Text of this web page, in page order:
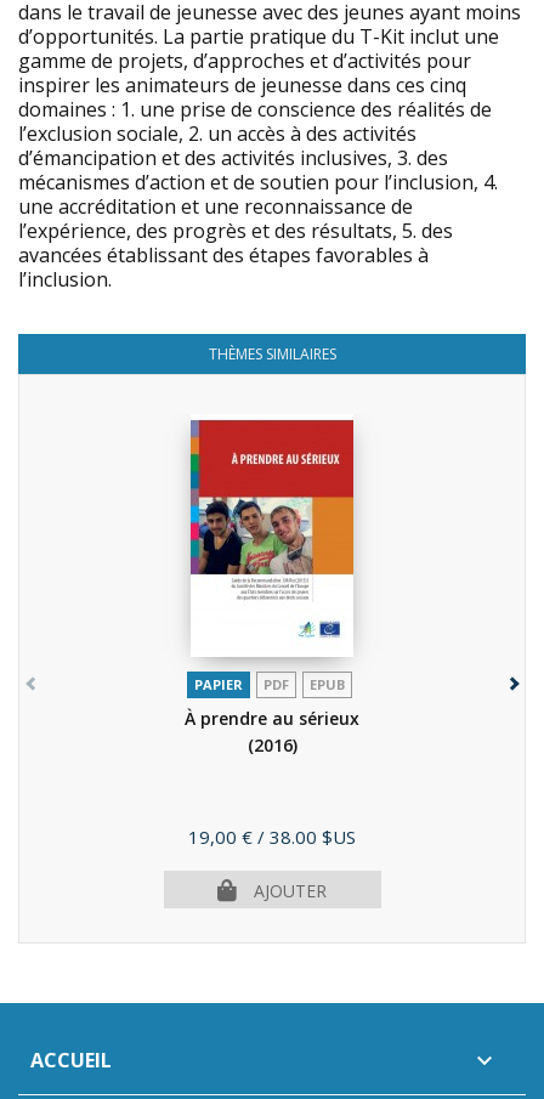
dans le travail de jeunesse avec des jeunes ayant moins
d’opportunités. La partie pratique du T-Kit inclut une
gamme de projets, d’approches et d’activités pour
inspirer les animateurs de jeunesse dans ces cinq
domaines : 1. une prise de conscience des réalités de
l’exclusion sociale, 2. un accès à des activités
d’émancipation et des activités inclusives, 3. des
mécanismes d’action et de soutien pour l’inclusion, 4.
une accréditation et une reconnaissance de
l’expérience, des progrès et des résultats, 5. des
avancées établissant des étapes favorables à
l’inclusion.
THÈMES SIMILAIRES
PAPIER PDF EPUB
À prendre au sérieux
(2016)
Prix
19,00 € / 38.00 $US
AJOUTER
ACCUEIL 